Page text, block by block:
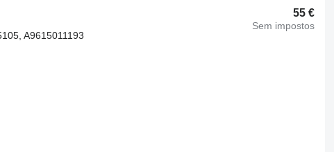
55 €
Sem impostos
A9615011193